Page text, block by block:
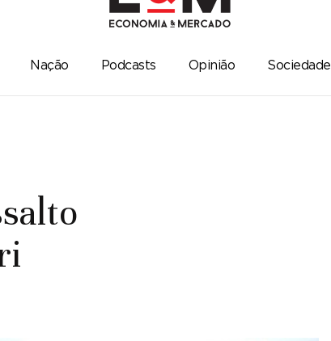
Nação Podcasts Opinião Sociedade